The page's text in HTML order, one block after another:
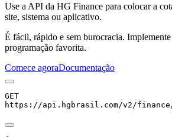
Use a API da HG Finance para colocar a
site, sistema ou aplicativo.
É fácil, rápido e sem burocracia.
programação favorita.
Comece agoraDocumentação
GET
https://api.hgbrasil.com/v2/